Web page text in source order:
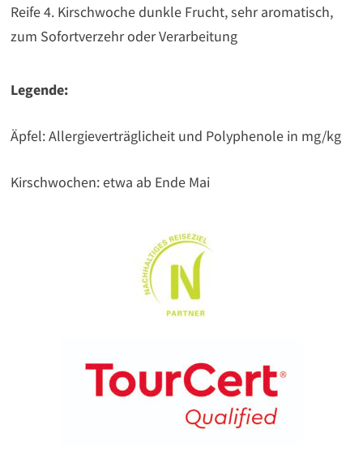
Reife 4. Kirschwoche dunkle Frucht, sehr aromatisch,
zum Sofortverzehr oder Verarbeitung
Legende:
Äpfel: Allergieverträglicheit und Polyphenole in mg/kg
Kirschwochen: etwa ab Ende Mai